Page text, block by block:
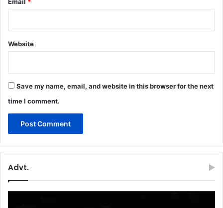
Website
Save my name, email, and website in this browser for the next
time I comment.
Advt.